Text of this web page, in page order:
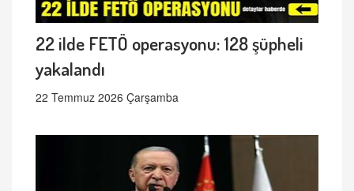
22 ilde FETÖ operasyonu: 128 şüpheli
yakalandı
22 Temmuz 2026 Çarşamba